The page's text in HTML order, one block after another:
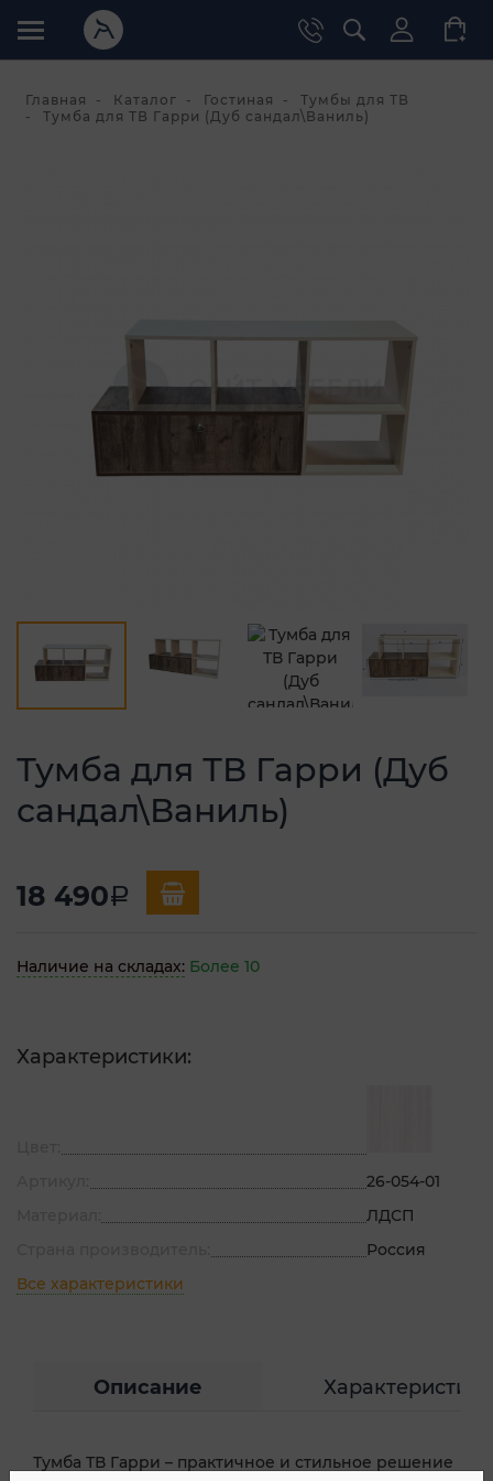
Главная Каталог Гостиная
Тумбы для ТВ
Тумба для ТВ Гарри (Дуб сандал\Ваниль)
Тумба для ТВ Гарри (Дуб
сандал\Ваниль)
18 490a
Наличие на складах: Более 10
Характеристики:
26-054-01
ЛДСП
Россия
Все характеристики
Описание Характеристики
Тумба ТВ Гарри – практичное и стильное решение